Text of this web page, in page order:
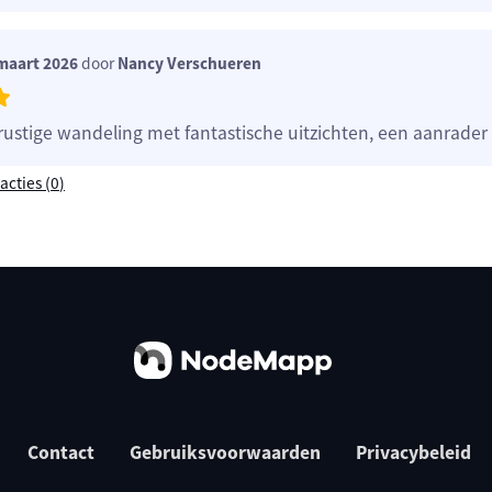
2026doorNancy Verschueren
wandeling met fantastische uitzichten, een aanrader
(0)
Contact Gebruiksvoorwaarden Privacybeleid